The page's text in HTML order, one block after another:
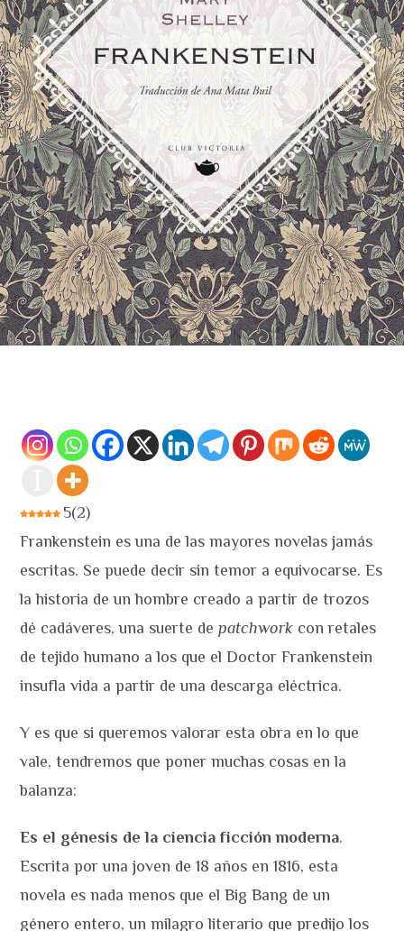
5(2)
Frankenstein es una de las mayores novelas jamás
escritas. Se puede decir sin temor a equivocarse. Es
la historia de un hombre creado a partir de trozos
dé cadáveres, una suerte depatchwork con retales
de tejido humano a los que el Doctor Frankenstein
insufla vida a partir de una descarga eléctrica.
Y es que si queremos valorar esta obra en lo que
vale, tendremos que poner muchas cosas en la
balanza:
Es el génesis de la ciencia ficción moderna.
Escrita por una joven de 18 años en 1816, esta
novela es nada menos que el Big Bang de un
género entero, un milagro literario que predijo los